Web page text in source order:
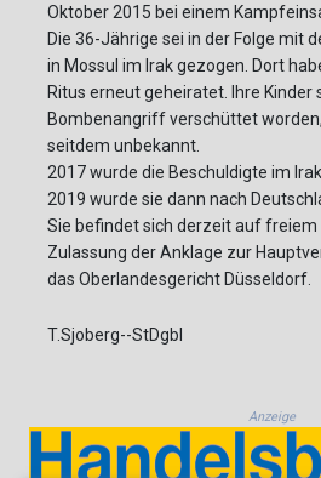
Oktober 2015 bei einem
Die 36-Jährige sei in der Folge mit
in Mossul im Irak gezogen. Dort
Ritus erneut geheiratet. Ihre Kinder
Bombenangriff verschüttet
seitdem unbekannt.
2017 wurde die Beschuldigte im
2019 wurde sie dann nach
Sie befindet sich derzeit auf freiem
Zulassung der Anklage zur
das Oberlandesgericht Düsseldorf.
T.Sjoberg--StDgbl
Anzeige